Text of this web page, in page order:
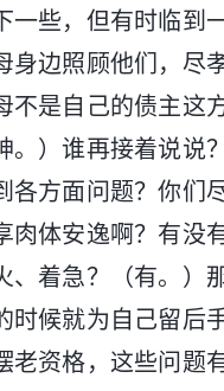
些，但有时临到
边照顾他们，尽
不是自己的债主这
。）谁再接着说说
各方面问题？你们
肉体安逸啊？有没
、着急？（有。）
候就为自己留后
资格，这些问题